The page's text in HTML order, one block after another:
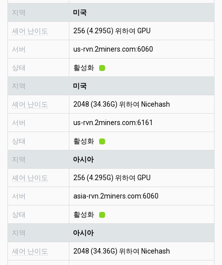
지역 미국
셰어 난이도 256 (4.295G) 위하여 GPU
서버 us-rvn.2miners.com:6060
상태 활성화
지역 미국
셰어 난이도 2048 (34.36G) 위하여 Nicehash
서버 us-rvn.2miners.com:6161
상태 활성화
지역 아시아
셰어 난이도 256 (4.295G) 위하여 GPU
서버 asia-rvn.2miners.com:6060
상태 활성화
지역 아시아
셰어 난이도 2048 (34.36G) 위하여 Nicehash